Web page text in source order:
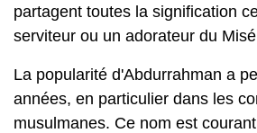
partagent toutes la signification
serviteur ou un adorateur du
La popularité d'Abdurrahman a
années, en particulier dans les
musulmanes. Ce nom est